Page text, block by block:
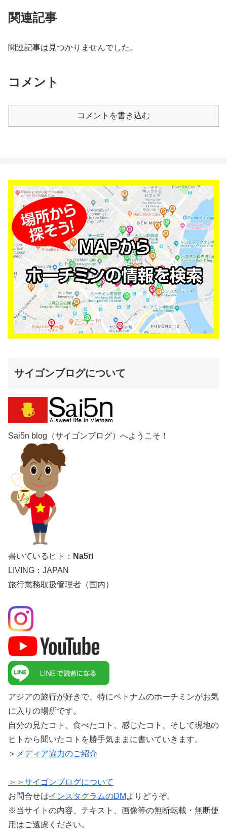
関連記事
関連記事は見つかりませんでした。
コメント
コメントを書き込む
サイゴンブログについて
Sai5n blog（サイゴンブログ）へようこそ！
書いているヒト： Na5ri
LIVING：JAPAN
旅行業務取扱管理者（国内）
アジアの旅行が好きで、特にベトナムのホーチミンがお気
に入りの場所です。
自分の見たコト、食べたコト、感じたコト、そして現地の
ヒトから聞いたコトを勝手気ままに書いていきます。
＞ メディア協力のご紹介
＞＞サイゴンブログについて
お問合せはインスタグラムのDM よりどうぞ。
※当サイトの内容、テキスト、画像等の無断転載・無断使
用はご遠慮ください。